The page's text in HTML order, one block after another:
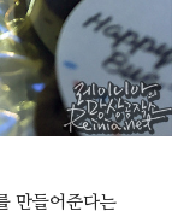
만들어준다는